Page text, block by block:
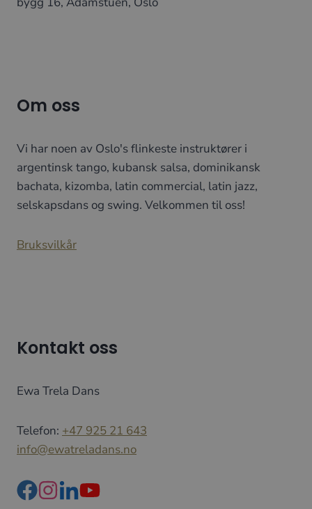
Om oss
Vi har noen av Oslo's flinkeste instruktører i
argentinsk tango, kubansk salsa, dominikansk
bachata, kizomba, latin commercial, latin jazz,
selskapsdans og swing. Velkommen til oss!
Bruksvilkår
Kontakt oss
Ewa Trela Dans
Telefon: +47 925 21 643
info@ewatreladans.no